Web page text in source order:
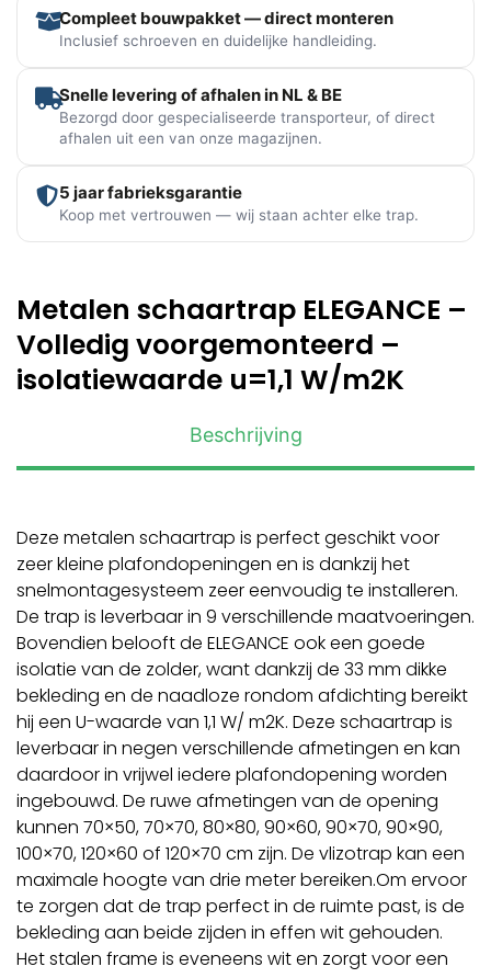
Compleet bouwpakket — direct monteren
Inclusief schroeven en duidelijke handleiding.
Snelle levering of afhalen in NL & BE
Bezorgd door gespecialiseerde transporteur, of direct
afhalen uit een van onze magazijnen.
5 jaar fabrieksgarantie
Koop met vertrouwen — wij staan achter elke trap.
Metalen schaartrap ELEGANCE –
Volledig voorgemonteerd –
isolatiewaarde u=1,1 W/m2K
Beschrijving
Deze metalen schaartrap is perfect geschikt voor
zeer kleine plafondopeningen en is dankzij het
snelmontagesysteem zeer eenvoudig te installeren.
De trap is leverbaar in 9 verschillende maatvoeringen.
Bovendien belooft de ELEGANCE ook een goede
isolatie van de zolder, want dankzij de 33 mm dikke
bekleding en de naadloze rondom afdichting bereikt
hij een U-waarde van 1,1 W/ m2K. Deze schaartrap is
leverbaar in negen verschillende afmetingen en kan
daardoor in vrijwel iedere plafondopening worden
ingebouwd. De ruwe afmetingen van de opening
kunnen 70×50, 70×70, 80×80, 90×60, 90×70, 90×90,
100×70, 120×60 of 120×70 cm zijn. De vlizotrap kan een
maximale hoogte van drie meter bereiken.Om ervoor
te zorgen dat de trap perfect in de ruimte past, is de
bekleding aan beide zijden in effen wit gehouden.
Het stalen frame is eveneens wit en zorgt voor een